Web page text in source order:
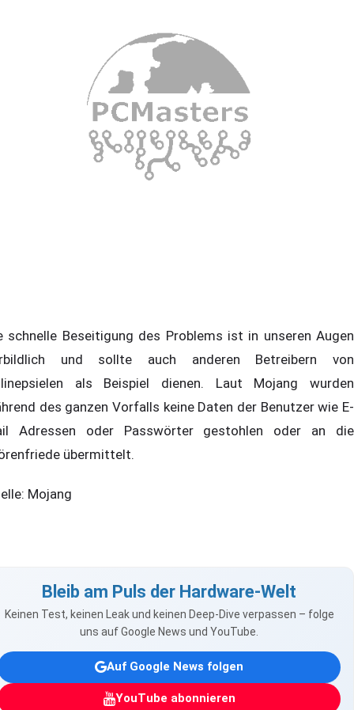
schnelle Beseitigung des Problems ist in unseren Augen
und sollte auch anderen Betreibern von
als Beispiel dienen. Laut Mojang wurden
des ganzen Vorfalls keine Daten der Benutzer wie E-
Adressen oder Passwörter gestohlen oder an die
übermittelt.
Mojang
Bleib am Puls der Hardware-Welt
Keinen Test, keinen Leak und keinen Deep-Dive verpassen – folge
uns auf Google News und YouTube.
Auf Google News folgen
YouTube abonnieren